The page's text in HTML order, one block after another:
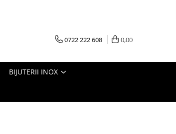
0722 222 608 0,00
BIJUTERII INOX